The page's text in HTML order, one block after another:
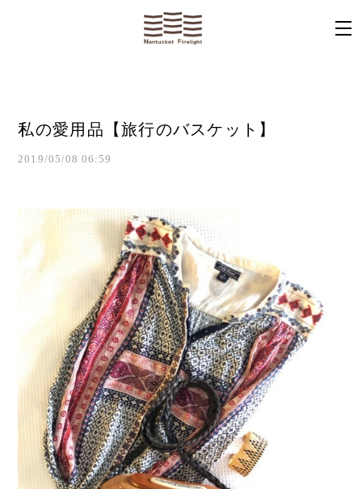
私の愛用品【旅行のバスケット】
2019/05/08 06:59